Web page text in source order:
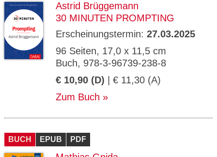
Astrid Brüggemann
30 MINUTEN PROMPTING
Erscheinungstermin: 27.03.2025
96 Seiten, 17,0 x 11,5 cm
Buch, 978-3-96739-238-8
€ 10,90 (D) | € 11,30 (A)
Zum Buch
BUCH EPUB PDF